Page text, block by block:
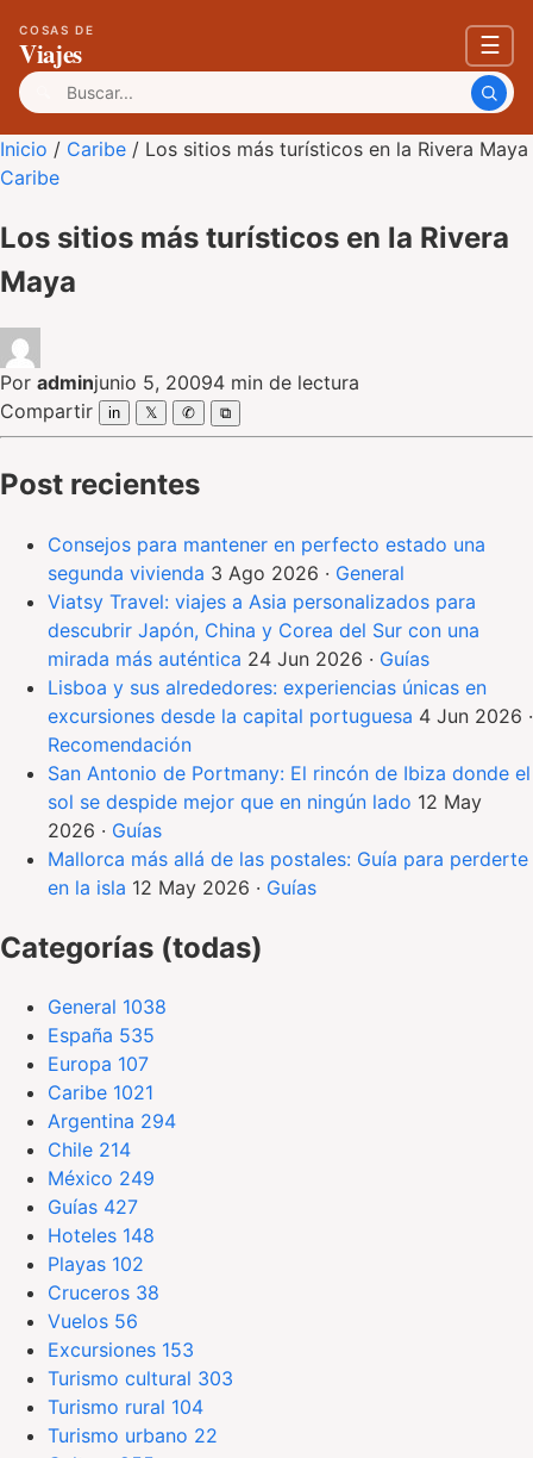
COSAS DE
Viajes ☰
Buscar:
Inicio / Caribe / Los sitios más turísticos en la Rivera Maya
Caribe
Los sitios más turísticos en la Rivera
Maya
Por adminjunio 5, 20094 min de lectura
Compartir
in 𝕏 ✆ ⧉
Post recientes
Consejos para mantener en perfecto estado una
segunda vivienda 3 Ago 2026 · General
Viatsy Travel: viajes a Asia personalizados para
descubrir Japón, China y Corea del Sur con una
mirada más auténtica 24 Jun 2026 · Guías
Lisboa y sus alrededores: experiencias únicas en
excursiones desde la capital portuguesa 4 Jun 2026 ·
Recomendación
San Antonio de Portmany: El rincón de Ibiza donde el
sol se despide mejor que en ningún lado 12 May
2026 · Guías
Mallorca más allá de las postales: Guía para perderte
en la isla 12 May 2026 · Guías
Categorías (todas)
General 1038
España 535
Europa 107
Caribe 1021
Argentina 294
Chile 214
México 249
Guías 427
Hoteles 148
Playas 102
Cruceros 38
Vuelos 56
Excursiones 153
Turismo cultural 303
Turismo rural 104
Turismo urbano 22